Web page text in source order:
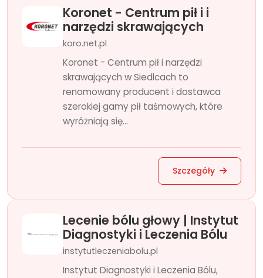
Koronet - Centrum pił i i
narzędzi skrawających
koro.net.pl
Koronet - Centrum pił i narzędzi
skrawających w Siedlcach to
renomowany producent i dostawca
szerokiej gamy pił taśmowych, które
wyróżniają się...
Szczegóły
Lecenie bólu głowy | Instytut
Diagnostyki i Leczenia Bólu
instytutleczeniabolu.pl
Instytut Diagnostyki i Leczenia Bólu,